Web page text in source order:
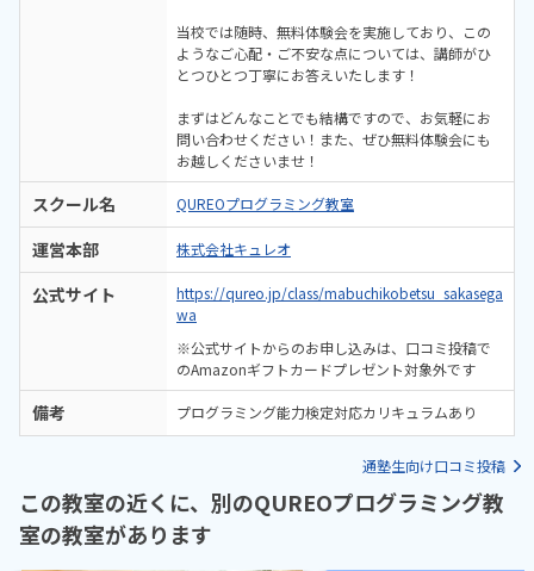
当校では随時、無料体験会を実施しており、この
ようなご心配・ご不安な点については、講師がひ
とつひとつ丁寧にお答えいたします！
まずはどんなことでも結構ですので、お気軽にお
問い合わせください！また、ぜひ無料体験会にも
お越しくださいませ！
スクール名 QUREOプログラミング教室
運営本部 株式会社キュレオ
公式サイト
https://qureo.jp/class/mabuchikobetsu_sakasega
wa
※公式サイトからのお申し込みは、口コミ投稿で
のAmazonギフトカードプレゼント対象外です
備考 プログラミング能力検定対応カリキュラムあり
通塾生向け口コミ投稿
この教室の近くに、別のQUREOプログラミング教
室の教室があります